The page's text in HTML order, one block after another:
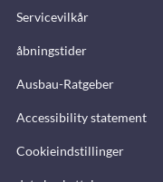
Servicevilkår
åbningstider
Ausbau-Ratgeber
Accessibility statement
Cookieindstillinger